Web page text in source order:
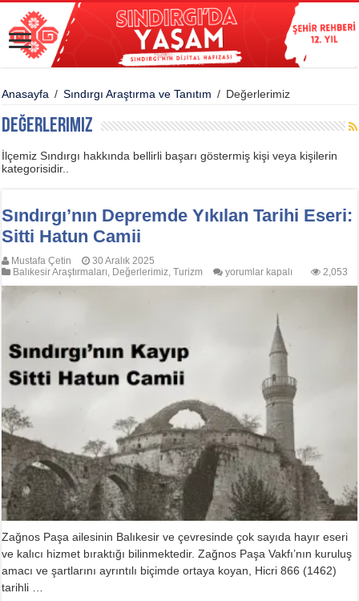
Anasayfa / Sındırgı Araştırma ve Tanıtım / Değerlerimiz
Değerlerimiz
İlçemiz Sındırgı hakkında bellirli başarı göstermiş kişi veya kişilerin
kategorisidir..
Sındırgı’nın Depremde Yıkılan Tarihi Eseri:
Sitti Hatun Camii
Mustafa Çetin
30 Aralık 2025
Balıkesir Araştırmaları Değerlerimiz ,Turizm
Sındırgı’nın
yorumlar kapalı 2,053
Zağnos Paşa ailesinin Balıkesir ve çevresinde çok sayıda hayır eseri
ve kalıcı hizmet bıraktığı bilinmektedir. Zağnos Paşa Vakfı’nın kuruluş
amacı ve şartlarını ayrıntılı biçimde ortaya koyan, Hicri 866 (1462)
tarihli …